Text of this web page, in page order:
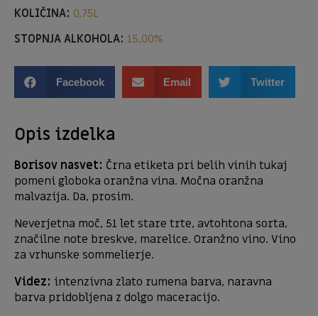
KOLIČINA: 0,75L
STOPNJA ALKOHOLA: 15,00%
Facebook Email Twitter
Opis izdelka
Borisov nasvet: Črna etiketa pri belih vinih tukaj
pomeni globoka oranžna vina. Močna oranžna
malvazija. Da, prosim.
Neverjetna moč, 51 let stare trte, avtohtona sorta,
značilne note breskve, marelice. Oranžno vino. Vino
za vrhunske sommelierje.
Videz: intenzivna zlato rumena barva, naravna
barva pridobljena z dolgo maceracijo.